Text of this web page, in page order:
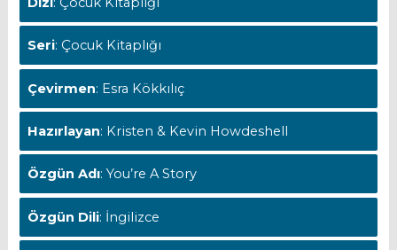
Seri: Çocuk Kitaplığı
Çevirmen: Esra Kökkılıç
Hazırlayan: Kristen & Kevin Howdeshell
Özgün Adı: You’re A Story
Özgün Dili: İngilizce